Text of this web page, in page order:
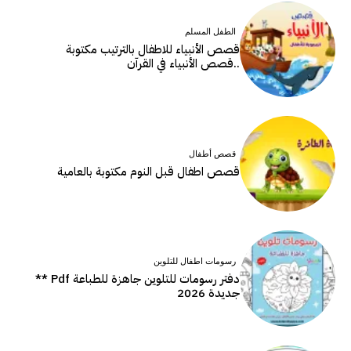
الطفل المسلم
قصص الأنبياء للاطفال بالترتيب مكتوبة
..قصص الأنبياء في القرآن
قصص أطفال
قصص اطفال قبل النوم مكتوبة بالعامية
رسومات اطفال للتلوين
دفتر رسومات للتلوين جاهزة للطباعة Pdf **
جديدة 2026